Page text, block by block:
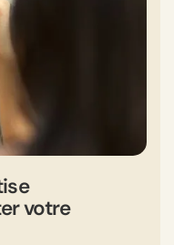
votre